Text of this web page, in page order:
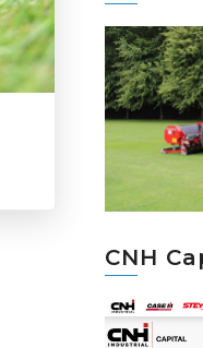
CNH